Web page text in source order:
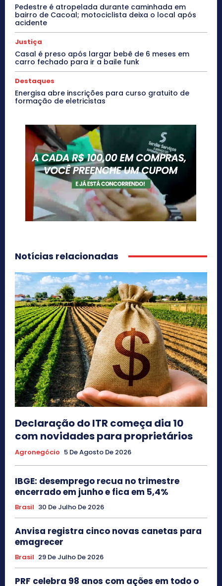
Pedestre é atropelada durante caminhada em
bairro de Cacoal; motociclista deixa o local após
acidente
Justiça
Casal é preso após largar bebê de 6 meses em
carro fechado para ir a baile funk
Destaques
Energisa abre inscrições para curso gratuito de
formação de eletricistas
Notícias relacionadas
Declaração do ITR começa dia 10
com novidades para proprietários
Agronegócio 5 De Agosto De 2026
IBGE: desemprego recua no trimestre
encerrado em junho e fica em 5,4%
Brasil 30 De Julho De 2026
Anvisa registra cinco novas canetas para
emagrecer
Brasil 29 De Julho De 2026
PRF celebra 98 anos com ações em todo o